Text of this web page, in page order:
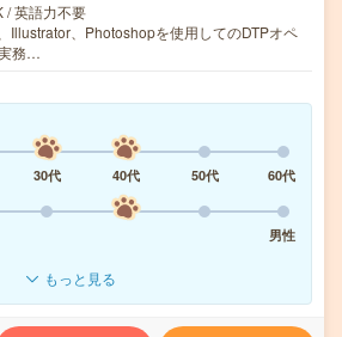
/ 英語力不要
Illustrator、Photoshopを使用してのDTPオペ
務…
30代 40代 50代
60代
男性
もっと見る